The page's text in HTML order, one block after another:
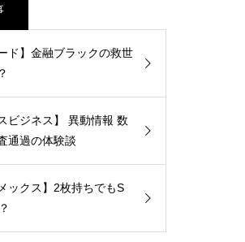
ド】金融ブラックの救世
ビジネス】 異動情報 数
通過の体験談
ックス】2枚持ちでもS